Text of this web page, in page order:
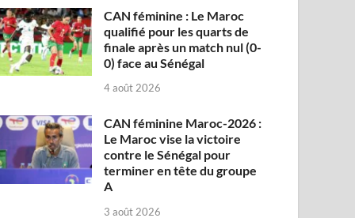
CAN féminine : Le Maroc
qualifié pour les quarts de
finale après un match nul (0-
0) face au Sénégal
4 août 2026
CAN féminine Maroc-2026 :
Le Maroc vise la victoire
contre le Sénégal pour
terminer en tête du groupe
A
3 août 2026